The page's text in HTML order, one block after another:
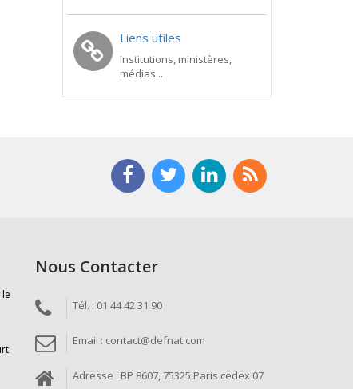
Liens utiles
Institutions, ministères,
médias...
Nous Contacter
Tél. : 01 44 42 31 90
Email : contact@defnat.com
Adresse : BP 8607, 75325 Paris cedex 07